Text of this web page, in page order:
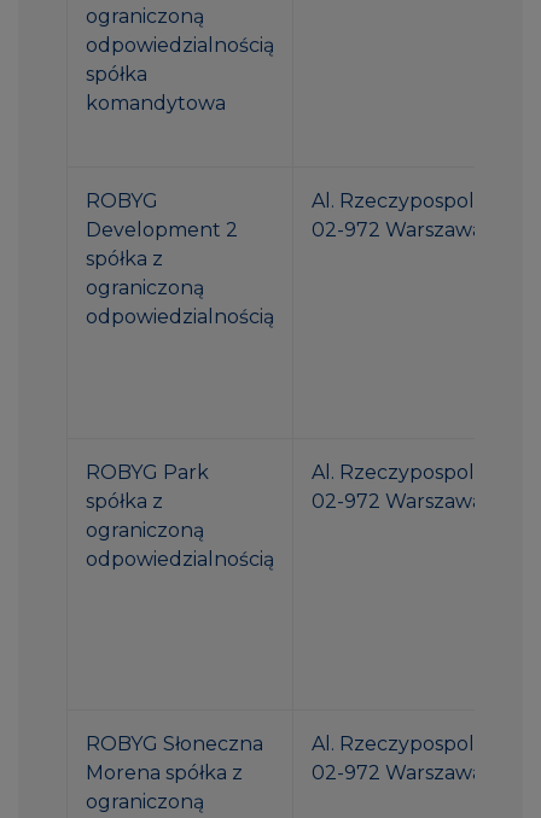
ograniczoną
odpowiedzialnością
spółka
komandytowa
ROBYG
Development 2
spółka z
ograniczoną
odpowiedzialnością
Al. Rzeczypospolitej 1
02-972 Warszawa
ROBYG Park
spółka z
ograniczoną
odpowiedzialnością
Al. Rzeczypospolitej 1
02-972 Warszawa
ROBYG Słoneczna
Morena spółka z
ograniczoną
Al. Rzeczypospolitej 1
02-972 Warszawa